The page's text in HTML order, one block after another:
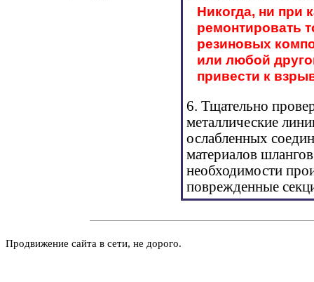
Никогда, ни при
ремонтировать
резиновых
или любой
привести к
6. Тщательно
металлические
ослабленных
материалов
необходимости
поврежденные
Продвижение сайта в сети, не дорого.